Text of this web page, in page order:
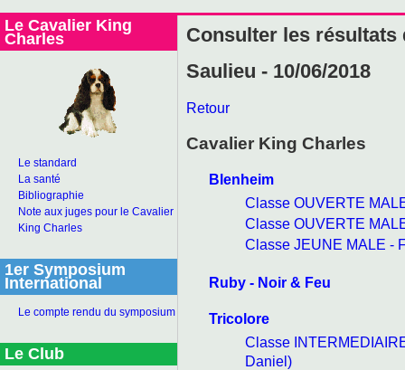
Le Cavalier King
Charles
Le standard
La santé
Bibliographie
Note aux juges pour le Cavalier
King Charles
1er Symposium
International
Le compte rendu du symposium
Le Club
Consulter les résultats
Saulieu - 10/06/2018
Retour
Cavalier King Charles
Blenheim
Classe OUVERTE
Classe OUVERTE
Classe JEUNE MALE -
Ruby - Noir & Feu
Tricolore
Classe
Daniel)